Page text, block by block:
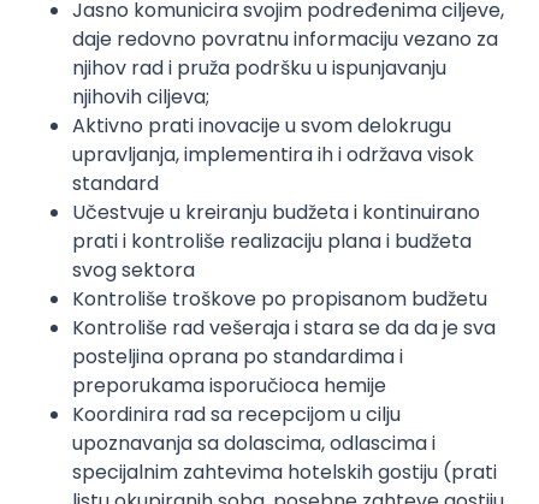
Jasno komunicira svojim podređenima ciljeve,
daje redovno povratnu informaciju vezano za
njihov rad i pruža podršku u ispunjavanju
njihovih ciljeva;
Aktivno prati inovacije u svom delokrugu
upravljanja, implementira ih i održava visok
standard
Učestvuje u kreiranju budžeta i kontinuirano
prati i kontroliše realizaciju plana i budžeta
svog sektora
Kontroliše troškove po propisanom budžetu
Kontroliše rad vešeraja i stara se da da je sva
posteljina oprana po standardima i
preporukama isporučioca hemije
Koordinira rad sa recepcijom u cilju
upoznavanja sa dolascima, odlascima i
specijalnim zahtevima hotelskih gostiju (prati